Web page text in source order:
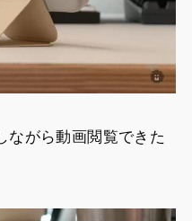
ながら動画閲覧できた